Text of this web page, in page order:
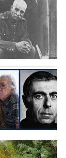
2:46
بقائی: فضای
هرمز، مثبت است
رئیس
دریافت یارانه کود
1:00 تمدید مهلت